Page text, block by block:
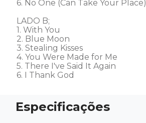
6. No One (Can Take Your Place)
LADO B;
1. With You
2. Blue Moon
3. Stealing Kisses
4. You Were Made for Me
5. There I've Said It Again
6. I Thank God